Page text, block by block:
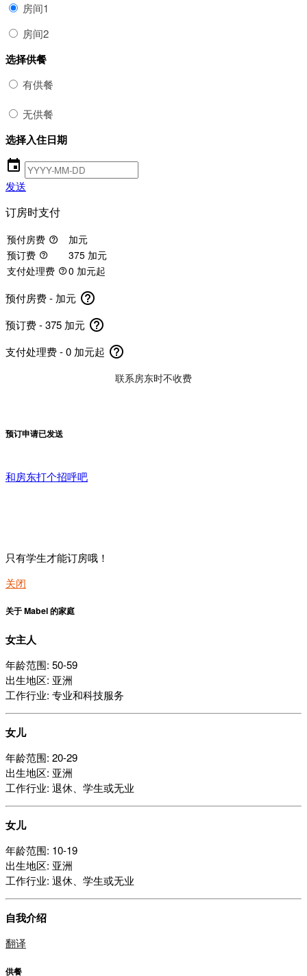
房间1
房间2
选择供餐
有供餐
无供餐
选择入住日期
event
发送
订房时支付
预付房费 help_outline
加元
预订费 help_outline
375 加元
支付处理费 help_outline0 加元起
预付房费 - 加元 help_outline
预订费 - 375 加元 help_outline
支付处理费 - 0 加元起 help_outline
联系房东时不收费
预订申请已发送
和房东打个招呼吧
只有学生才能订房哦！
关闭
关于 Mabel 的家庭
女主人
年龄范围: 50-59
出生地区: 亚洲
工作行业: 专业和科技服务
女儿
年龄范围: 20-29
出生地区: 亚洲
工作行业: 退休、学生或无业
女儿
年龄范围: 10-19
出生地区: 亚洲
工作行业: 退休、学生或无业
自我介绍
翻译
供餐